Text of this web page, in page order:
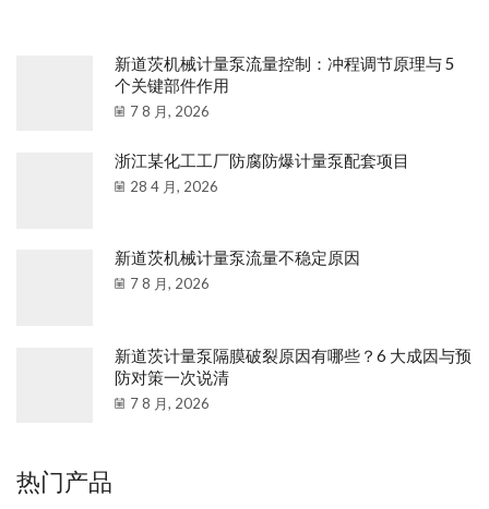
新道茨机械计量泵流量控制：冲程调节原理与 5
个关键部件作用
7 8 月, 2026
浙江某化工工厂防腐防爆计量泵配套项目
28 4 月, 2026
新道茨机械计量泵流量不稳定原因
7 8 月, 2026
新道茨计量泵隔膜破裂原因有哪些？6 大成因与预
防对策一次说清
7 8 月, 2026
热门产品